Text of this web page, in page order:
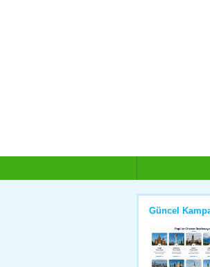
Güncel